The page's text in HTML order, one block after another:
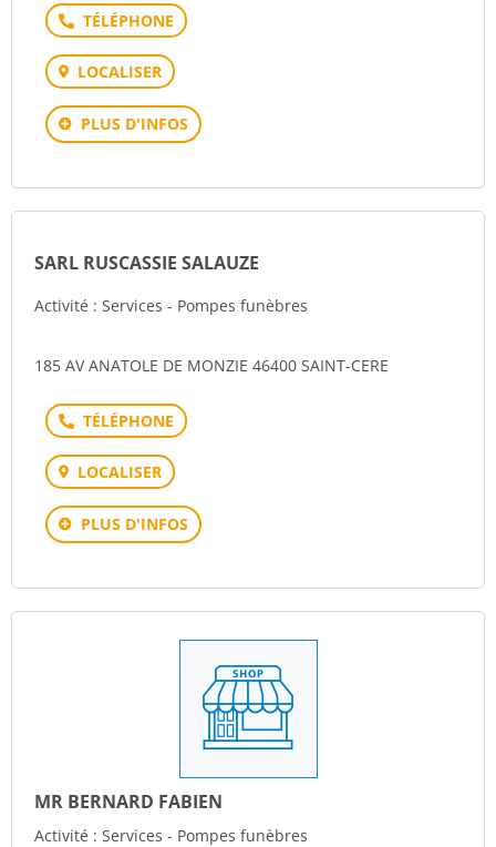
Téléphone
LOCALISER
PLUS D'INFOS
SARL RUSCASSIE SALAUZE
Activité : Services - Pompes funèbres
185 AV ANATOLE DE MONZIE 46400 SAINT-CERE
Téléphone
LOCALISER
PLUS D'INFOS
MR BERNARD FABIEN
Activité : Services - Pompes funèbres